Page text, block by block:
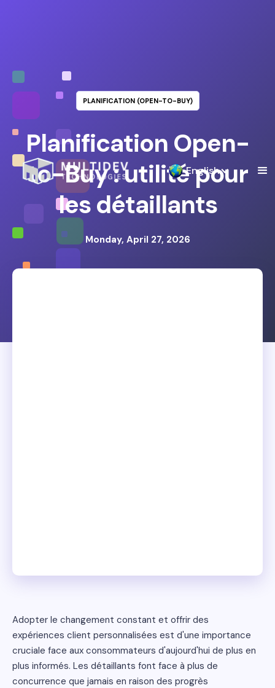
English
PLANIFICATION (OPEN-TO-BUY)
Planification Open-
to-Buy : utilité pour
les détaillants
Monday, April 27, 2026
Adopter le changement constant et offrir des
expériences client personnalisées est d'une importance
cruciale face aux consommateurs d'aujourd'hui de plus en
plus informés. Les détaillants font face à plus de
concurrence que jamais en raison des progrès